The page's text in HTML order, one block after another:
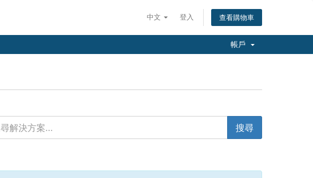
中文 登入 查看購物車
帳戶